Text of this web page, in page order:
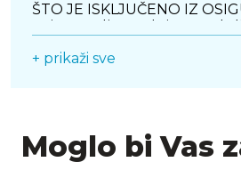
ŠTO JE ISKLJUČENO IZ
Osigurateljno pokriće
televizori, audio video oprema
-sabotaže, terorizma, rata,
-popravka kvarova i
+ prikaži sve
Moglo bi Vas